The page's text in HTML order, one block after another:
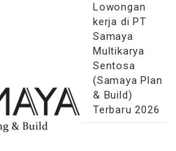
Lowongan
kerja di PT
Samaya
Multikarya
Sentosa
(Samaya Plan
& Build)
Terbaru 2026